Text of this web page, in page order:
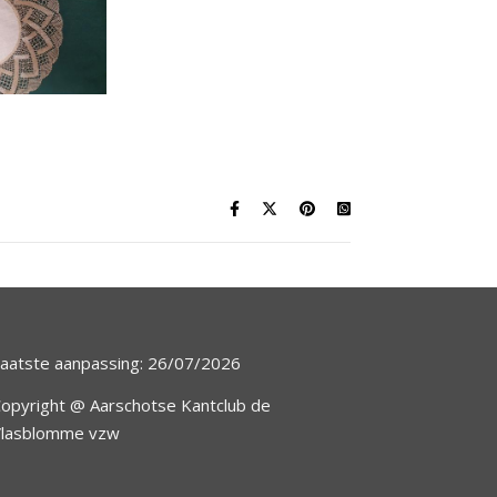
aanpassing: 26/07/2026
@ Aarschotse Kantclub de
vzw